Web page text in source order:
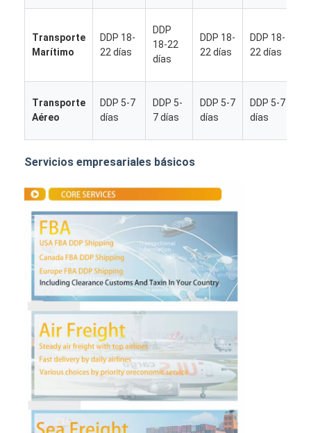
Productos
Control de Calidad
Contacto
Ahora Charle
Carga internacional delantera
Flete aéreo delantero
transporte marítimo
Envío DDP desde China
Transporte
Marítimo
DDP 18-
22 días
DDP
18-22
días
DDP 18-
22 días
DDP 18-
22 días
Transporte
Aéreo
DDP 5-7
días
DDP 5-
7 días
DDP 5-7
días
DDP 5-7
días
Servicios empresariales básicos